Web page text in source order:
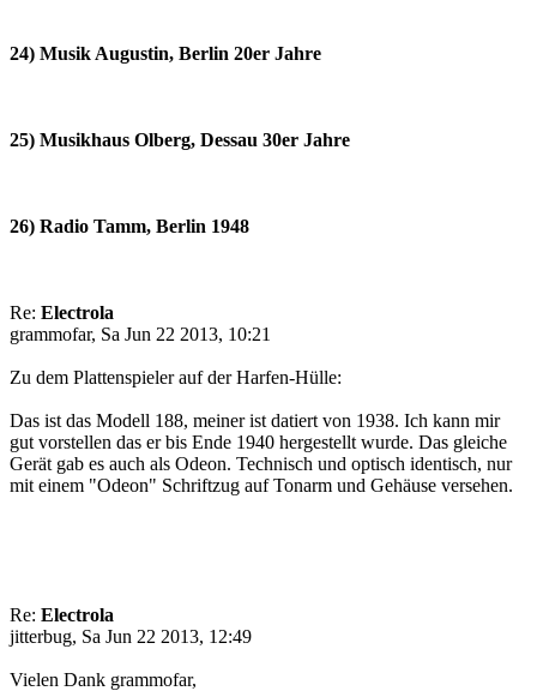
24) Musik Augustin, Berlin 20er Jahre
25) Musikhaus Olberg, Dessau 30er Jahre
26) Radio Tamm, Berlin 1948
Re: Electrola
grammofar, Sa Jun 22 2013, 10:21
Zu dem Plattenspieler auf der Harfen-Hülle:
Das ist das Modell 188, meiner ist datiert von 1938. Ich kann mir
gut vorstellen das er bis Ende 1940 hergestellt wurde. Das gleiche
Gerät gab es auch als Odeon. Technisch und optisch identisch, nur
mit einem "Odeon" Schriftzug auf Tonarm und Gehäuse versehen.
Re: Electrola
jitterbug, Sa Jun 22 2013, 12:49
Vielen Dank grammofar,